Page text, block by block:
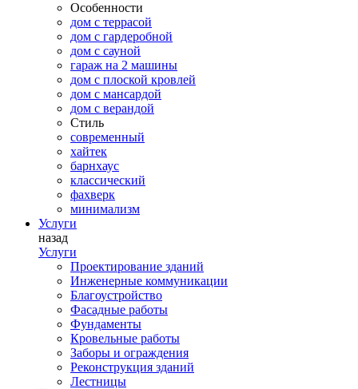
Особенности
дом с террасой
дом с гардеробной
дом с сауной
гараж на 2 машины
дом с плоской кровлей
дом с мансардой
дом с верандой
Стиль
современный
хайтек
барнхаус
классический
фахверк
минимализм
Услуги
назад
Услуги
Проектирование зданий
Инженерные коммуникации
Благоустройство
Фасадные работы
Фундаменты
Кровельные работы
Заборы и ограждения
Реконструкция зданий
Лестницы